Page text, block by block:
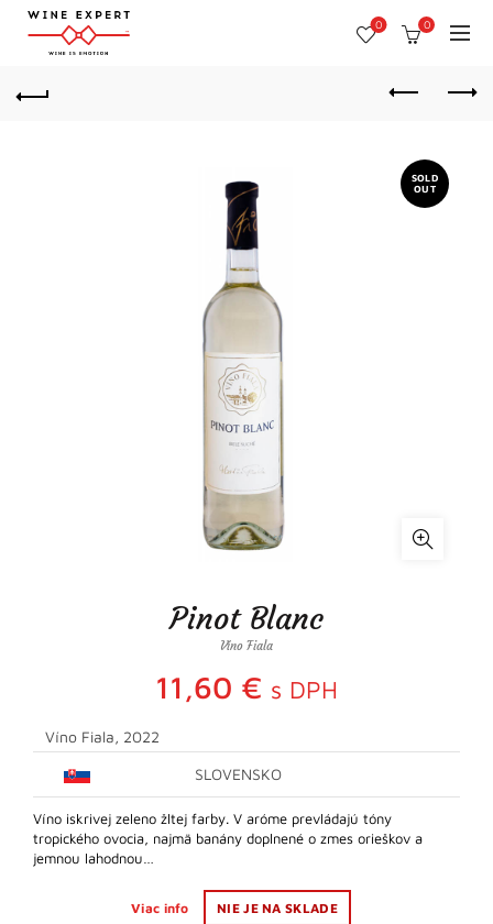
0 0
SOLD
OUT
Pinot Blanc
Víno Fiala
11,60 € s DPH
Víno Fiala, 2022
SLOVENSKO
Víno iskrivej zeleno žltej farby. V aróme prevládajú tóny
tropického ovocia, najmä banány doplnené o zmes orieškov a
jemnou lahodnou…
Viac info NIE JE NA SKLADE